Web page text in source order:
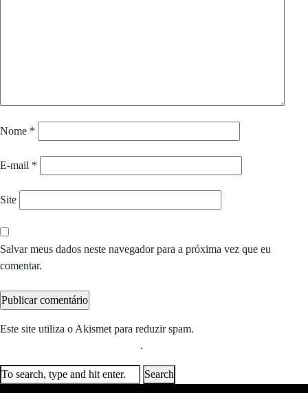
Nome *
E-mail *
Site
Salvar meus dados neste navegador para a próxima vez que eu
comentar.
Este site utiliza o Akismet para reduzir spam.
.
Search